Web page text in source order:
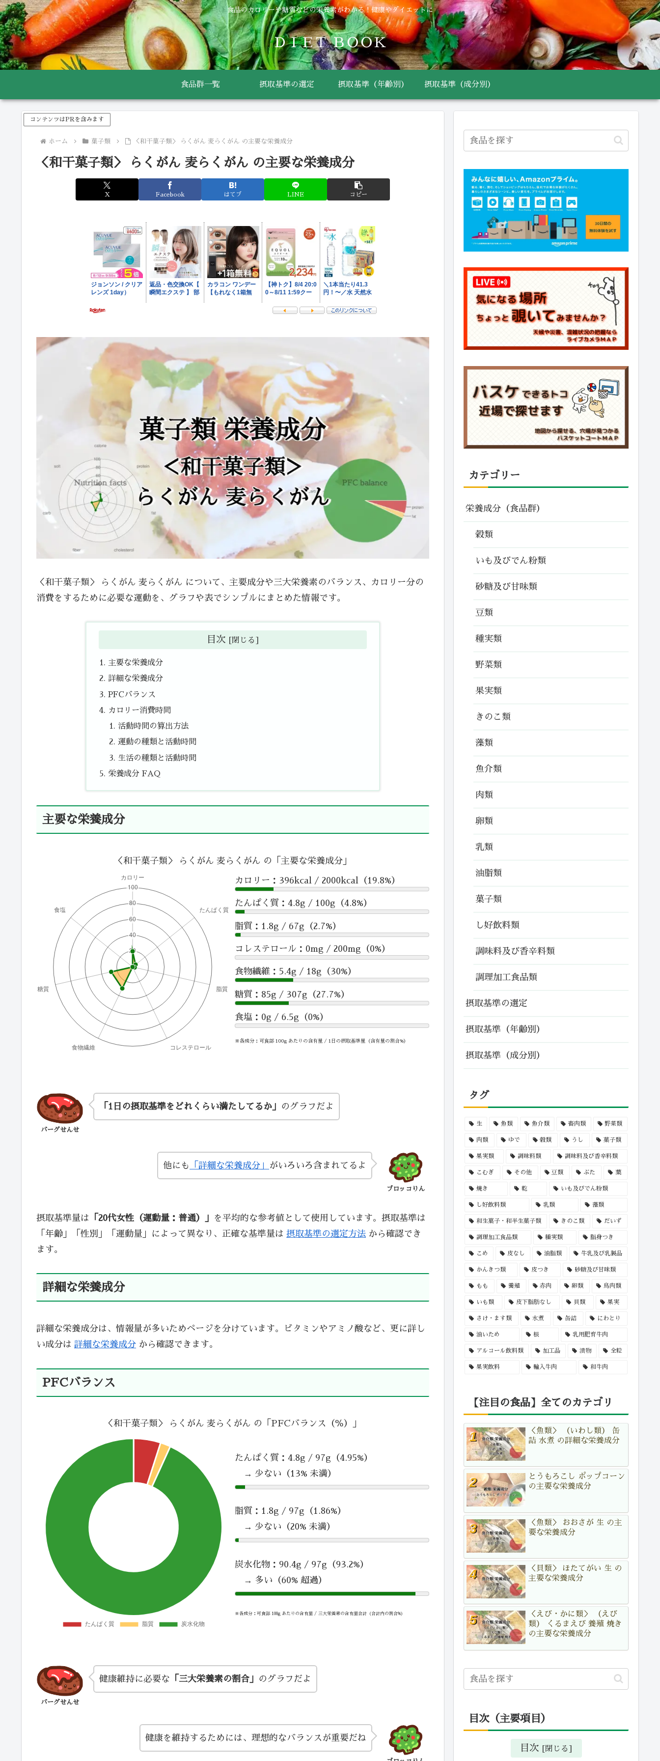
食品のカロリーや糖質などの栄養素がわかる！健康やダイエットに
ＤＩＥＴ ＢＯＯＫ
食品群一覧 摂取基準の選定 摂取基準（年齢別） 摂取基準（成分別）
コンテンツはPRを含みます
ホーム 菓子類 ＜和干菓子類＞ らくがん 麦らくがん の主要な栄養成分
＜和干菓子類＞ らくがん 麦らくがん の主要な栄養成分
X Facebook はてブ LINE コピー
＜和干菓子類＞ らくがん 麦らくがん について、主要成分や三大栄養素のバランス、カロリー分の
消費をするために必要な運動を、グラフや表でシンプルにまとめた情報です。
目次
主要な栄養成分
詳細な栄養成分
PFCバランス
カロリー消費時間
活動時間の算出方法
運動の種類と活動時間
生活の種類と活動時間
栄養成分 FAQ
主要な栄養成分
＜和干菓子類＞ らくがん 麦らくがん の「主要な栄養成分」
カロリー：396kcal / 2000kcal（19.8%）
たんぱく質：4.8g / 100g（4.8%）
脂質：1.8g / 67g（2.7%）
コレステロール：0mg / 200mg（0%）
食物繊維：5.4g / 18g（30%）
糖質：85g / 307g（27.7%）
食塩：0g / 6.5g（0%）
※各成分：可食部 100g あたりの含有量 / 1日の摂取基準量（含有量の割合%）
バーグせんせ
「1日の摂取基準をどれくらい満たしてるか」 のグラフだよ
ブロッコりん
他にも 「詳細な栄養成分」 がいろいろ含まれてるよ
摂取基準量は 「20代女性（運動量：普通）」
を平均的な参考値として使用しています。摂取基準は
「年齢」「性別」「運動量」によって異なり、正確な基準量は 摂取基準の選定方法 から確認でき
ます。
詳細な栄養成分
詳細な栄養成分は、情報量が多いためページを分けています。ビタミンやアミノ酸など、更に詳し
い成分は 詳細な栄養成分 から確認できます。
PFCバランス
＜和干菓子類＞ らくがん 麦らくがん の「PFCバランス（％）」
たんぱく質：4.8g / 97g（4.95%）
→ 少ない（13% 未満）
脂質：1.8g / 97g（1.86%）
→ 少ない（20% 未満）
炭水化物：90.4g / 97g（93.2%）
→ 多い（60% 超過）
※各成分：可食部 100g あたりの含有量 / 三大栄養素の含有量合計（合計内の割合%）
バーグせんせ
健康維持に必要な 「三大栄養素の割合」 のグラフだよ
健康を維持するためには、理想的なバランスが重要だね
カテゴリー
栄養成分（食品群）
穀類
いも及びでん粉類
砂糖及び甘味類
豆類
種実類
野菜類
果実類
きのこ類
藻類
魚介類
肉類
卵類
乳類
油脂類
菓子類
し好飲料類
調味料及び香辛料類
調理加工食品類
摂取基準の選定
摂取基準（年齢別）
摂取基準（成分別）
タグ
生 魚類 魚介類 畜肉類 野菜類
肉類 ゆで 穀類 うし 菓子類
果実類 調味料類 調味料及び香辛料類
こむぎ その他 豆類 ぶた 葉
焼き 乾 いも及びでん粉類
し好飲料類 乳類 藻類
和生菓子・和半生菓子類 きのこ類 だいず
調理加工食品類 種実類 脂身つき
こめ 皮なし 油脂類 牛乳及び乳製品
かんきつ類 皮つき 砂糖及び甘味類
もも 養殖 赤肉 卵類 鳥肉類
いも類 皮下脂肪なし 貝類 果実
さけ・ます類 水煮 缶詰 にわとり
油いため 根 乳用肥育牛肉
アルコール飲料類 加工品 漬物 全粒
果実飲料 輸入牛肉 和牛肉
【注目の食品】全てのカテゴリ
＜魚類＞ （いわし類） 缶
詰 水煮 の詳細な栄養成分
とうもろこし ポップコーン
の主要な栄養成分
＜魚類＞ おおさが 生 の主
要な栄養成分
＜貝類＞ ほたてがい 生 の
主要な栄養成分
＜えび・かに類＞ （えび
類） くるまえび 養殖 焼き
の主要な栄養成分
目次（主要項目）
目次